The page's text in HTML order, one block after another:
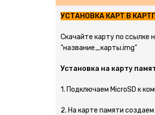
УСТАНОВКА КАРТ В
Скачайте карту по ссылке
"название_карты.img"
Установка на карту
1. Подключаем MicroSD к
2. На карте памяти